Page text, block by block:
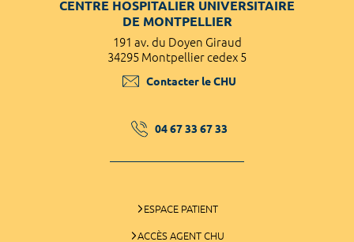
CENTRE HOSPITALIER UNIVERSITAIRE
DE MONTPELLIER
191 av. du Doyen Giraud
34295 Montpellier cedex 5
Contacter le CHU
04 67 33 67 33
ESPACE PATIENT
ACCÈS AGENT CHU